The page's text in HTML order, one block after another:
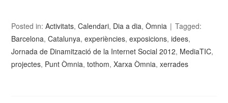
Posted in:Activitats,Calendari, Dia a dia,Òmnia
Tagged:
Barcelona,Catalunya,experiències,exposicions,idees,
Jornada de Dinamització de la Internet Social 2012, MediaTIC,
projectes, Punt Òmnia,tothom,Xarxa Òmnia,xerrades